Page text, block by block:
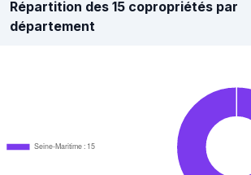
Répartition des 15 copropriétés par
département
Seine-Maritime : 15